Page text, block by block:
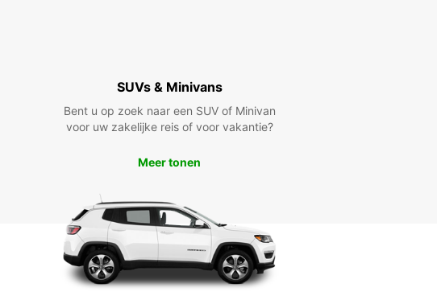
SUVs & Minivans
Bent u op zoek naar een SUV of Minivan
voor uw zakelijke reis of voor vakantie?
Meer tonen